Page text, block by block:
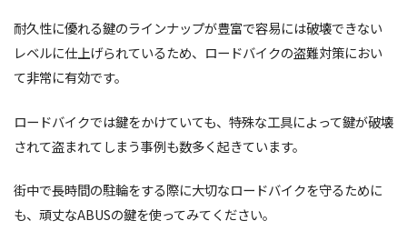
耐久性に優れる鍵のラインナップが豊富で容易には破壊できない
レベルに仕上げられているため、ロードバイクの盗難対策におい
て非常に有効です。
ロードバイクでは鍵をかけていても、特殊な工具によって鍵が破壊
されて盗まれてしまう事例も数多く起きています。
街中で長時間の駐輪をする際に大切なロードバイクを守るために
も、頑丈なABUSの鍵を使ってみてください。